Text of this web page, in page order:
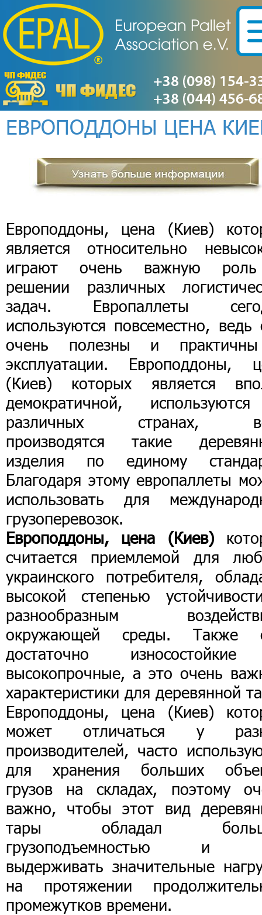
ЕВРОПОДДОНЫ ЦЕНА
Европоддоны, цена (Киев)
является относительно
играют очень важную
решении различных
задач. Европаллеты
используются повсеместно, ведь
очень полезны и
эксплуатации. Европоддоны,
(Киев) которых является
демократичной,
различных странах,
производятся такие
изделия по единому
Благодаря этому европаллеты
использовать для
грузоперевозок.
Европоддоны, цена (Киев)
считается приемлемой для
украинского потребителя,
высокой степенью
разнообразным
окружающей среды. Также
достаточно
высокопрочные, а это очень
характеристики для деревянной
Европоддоны, цена (Киев)
может отличаться у
производителей, часто
для хранения больших
грузов на складах, поэтому
важно, чтобы этот вид
тары обладал
грузоподъемностью и
выдерживать значительные
на протяжении
промежутков времени.